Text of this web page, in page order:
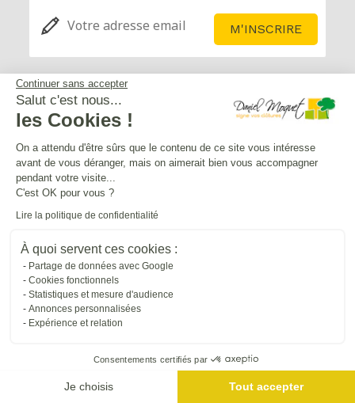
Continuer sans accepter
Salut c'est nous...
les Cookies !
On a attendu d'être sûrs que le contenu de ce site vous intéresse
avant de vous déranger, mais on aimerait bien vous accompagner
pendant votre visite...
C'est OK pour vous ?
Lire la politique de confidentialité
À quoi servent ces cookies :
Partage de données avec Google
Cookies fonctionnels
Statistiques et mesure d'audience
Annonces personnalisées
Expérience et relation
Consentements certifiés par
Je choisis Tout accepter
Service après-vente
Mentions légales
Crédits Agence de communication
Plan du site
Gestion des cookies